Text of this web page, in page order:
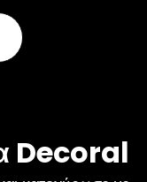
Decoral